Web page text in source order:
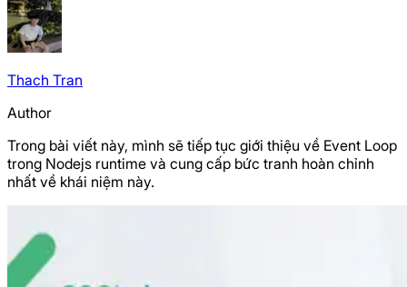
Thach Tran
Author
Trong bài viết này, mình sẽ tiếp tục giới thiệu về Event Loop
trong Nodejs runtime và cung cấp bức tranh hoàn chỉnh
nhất về khái niệm này.